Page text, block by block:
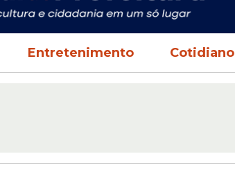
Entretenimento Cotidiano